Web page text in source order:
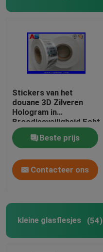
Stickers van het
douane 3D Zilveren
Hologram in
Broodjesveiligheid Echt
met de Ernstige Zwarte
stickers van de Codes
holografische
veiligheid
Beste prijs
Contacteer ons
kleine glasflesjes (54)